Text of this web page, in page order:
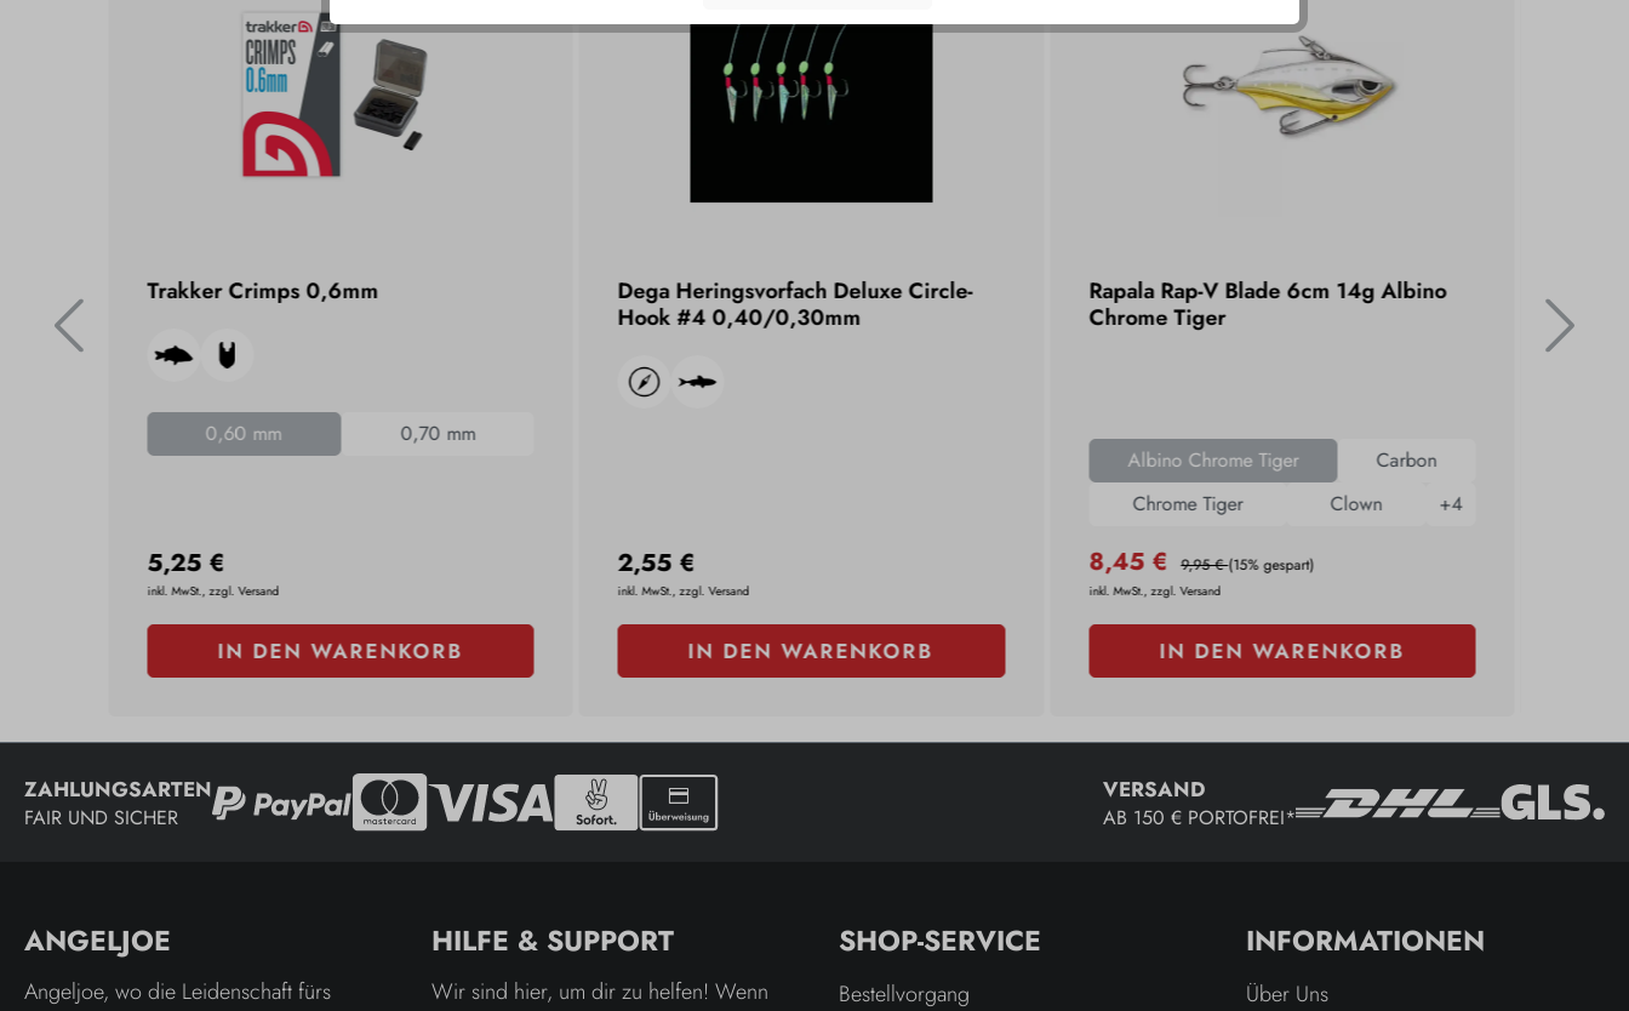
Trakker Crimps 0,6mm
0,60 mm 0,70 mm
5,25 €
inkl. MwSt., zzgl. Versand
IN DEN WARENKORB
Dega Heringsvorfach Deluxe Circle-
Hook #4 0,40/0,30mm
2,55 €
inkl. MwSt., zzgl. Versand
IN DEN WARENKORB
Rapala Rap-V Blade 6cm 14g Albino
Chrome Tiger
Albino Chrome Tiger
Carbon
Chrome Tiger
Clown +4
8,45 € 9,95 €(15% gespart)
inkl. MwSt., zzgl. Versand
IN DEN WARENKORB
ZAHLUNGSARTEN
FAIR UND SICHER
VERSAND
AB 150 € PORTOFREI*
ANGELJOE
Angeljoe, wo die Leidenschaft fürs
HILFE & SUPPORT
Wir sind hier, um dir zu helfen! Wenn
SHOP-SERVICE
Bestellvorgang
INFORMATIONEN
Über Uns